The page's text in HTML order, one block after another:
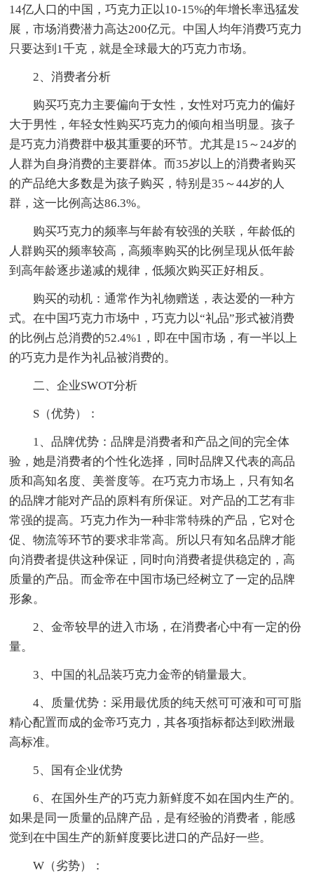
14亿人口的中国，巧克力正以10-15%的年增长率迅猛发
展，市场消费潜力高达200亿元。中国人均年消费巧克力
只要达到1千克，就是全球最大的巧克力市场。
2、消费者分析
购买巧克力主要偏向于女性，女性对巧克力的偏好
大于男性，年轻女性购买巧克力的倾向相当明显。孩子
是巧克力消费群中极其重要的环节。尤其是15～24岁的
人群为自身消费的主要群体。而35岁以上的消费者购买
的产品绝大多数是为孩子购买，特别是35～44岁的人
群，这一比例高达86.3%。
购买巧克力的频率与年龄有较强的关联，年龄低的
人群购买的频率较高，高频率购买的比例呈现从低年龄
到高年龄逐步递减的规律，低频次购买正好相反。
购买的动机：通常作为礼物赠送，表达爱的一种方
式。在中国巧克力市场中，巧克力以“礼品”形式被消费
的比例占总消费的52.4%1，即在中国市场，有一半以上
的巧克力是作为礼品被消费的。
二、企业SWOT分析
S（优势）：
1、品牌优势：品牌是消费者和产品之间的完全体
验，她是消费者的个性化选择，同时品牌又代表的高品
质和高知名度、美誉度等。在巧克力市场上，只有知名
的品牌才能对产品的原料有所保证。对产品的工艺有非
常强的提高。巧克力作为一种非常特殊的产品，它对仓
促、物流等环节的要求非常高。所以只有知名品牌才能
向消费者提供这种保证，同时向消费者提供稳定的，高
质量的产品。而金帝在中国市场已经树立了一定的品牌
形象。
2、金帝较早的进入市场，在消费者心中有一定的份
量。
3、中国的礼品装巧克力金帝的销量最大。
4、质量优势：采用最优质的纯天然可可液和可可脂
精心配置而成的金帝巧克力，其各项指标都达到欧洲最
高标准。
5、国有企业优势
6、在国外生产的巧克力新鲜度不如在国内生产的。
如果是同一质量的品牌产品，是有经验的消费者，能感
觉到在中国生产的新鲜度要比进口的产品好一些。
W（劣势）：